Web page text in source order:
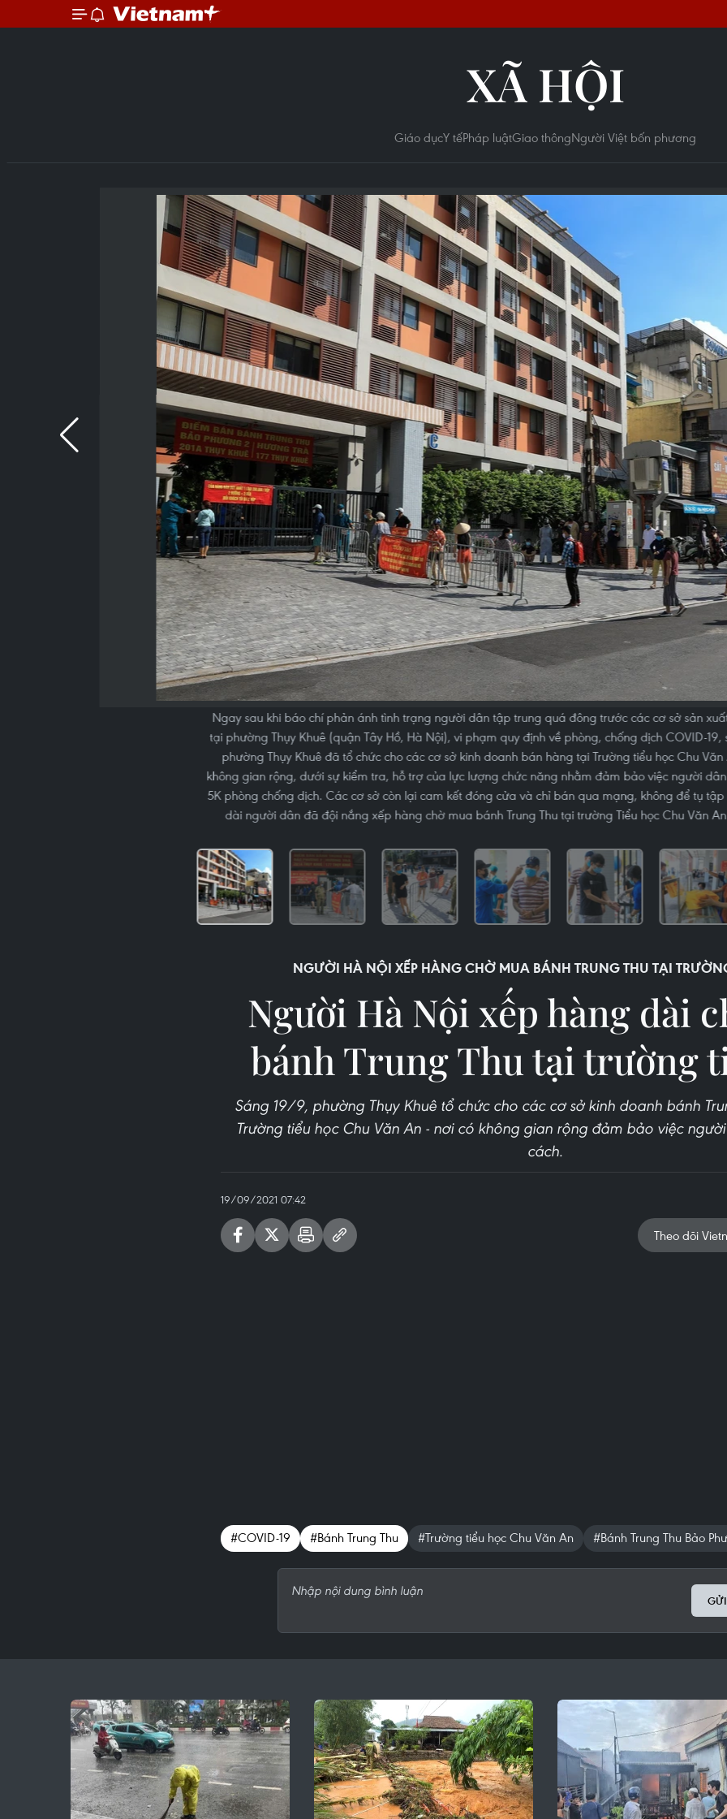
XÃ HỘI
Giáo dụcY tếPháp luậtGiao thôngNgười Việt bốn phương
Ngay sau khi báo chí phản ánh tình trạng người dân tập trung quá đông trước các cơ sở sản
tại phường Thụy Khuê (quận Tây Hồ, Hà Nội), vi phạm quy định về phòng, chống dịch COVID-
phường Thụy Khuê đã tổ chức cho các cơ sở kinh doanh bán hàng tại Trường tiểu học Chu
không gian rộng, dưới sự kiểm tra, hỗ trợ của lực lượng chức năng nhằm đảm bảo việc người
5K phòng chống dịch. Các cơ sở còn lại cam kết đóng cửa và chỉ bán qua mạng, không để tụ
dài người dân đã đội nắng xếp hàng chờ mua bánh Trung Thu tại trường Tiểu học Chu Văn
NGƯỜI HÀ NỘI XẾP HÀNG CHỜ MUA BÁNH TRUNG THU TẠI
Người Hà Nội xếp hàng dài
bánh Trung Thu tại trường
Sáng 19/9, phường Thụy Khuê tổ chức cho các cơ sở kinh doanh bánh
Trường tiểu học Chu Văn An - nơi có không gian rộng đảm bảo việc
cách.
19/09/2021 07:42
Theo dõi
#COVID-19 #Bánh Trung Thu #Trường tiểu học Chu Văn An #Bánh Trung Thu Bảo